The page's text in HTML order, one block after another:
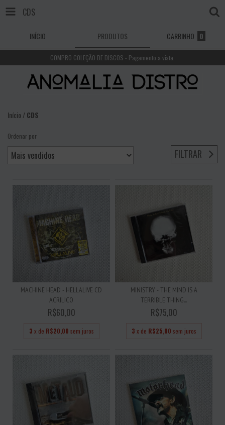
CDS
INÍCIO PRODUTOS CARRINHO 0
COMPRO COLEÇÃO DE DISCOS - Pagamento a vista.
Início /CDS
Ordenar por
FILTRAR
MACHINE HEAD - HELLALIVE CD
ACRILICO
R$60,00
3 x de R$20,00 sem juros
MINISTRY - THE MIND IS A
TERRIBLE THING...
R$75,00
3 x de R$25,00 sem juros